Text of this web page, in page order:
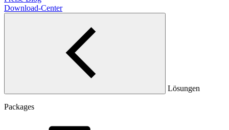
Download-Center
Lösungen
Packages